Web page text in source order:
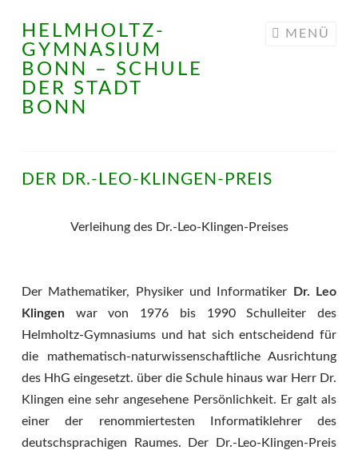
Springe
zum
Inhalt
HELMHOLTZ-
GYMNASIUM
BONN – SCHULE
DER STADT
BONN
MENÜ
DER DR.-LEO-KLINGEN-PREIS
Verleihung des Dr.-Leo-Klingen-Preises
Der Mathematiker, Physiker und Informatiker
Dr. Leo
Klingen war von 1976 bis 1990 Schulleiter des
Helmholtz-Gymnasiums und hat sich entscheidend für
die mathematisch-naturwissenschaftliche Ausrichtung
des HhG eingesetzt. über die Schule hinaus war Herr Dr.
Klingen eine sehr angesehene Persönlichkeit. Er galt als
einer der renommiertesten Informatiklehrer des
deutschsprachigen Raumes. Der Dr.-Leo-Klingen-Preis